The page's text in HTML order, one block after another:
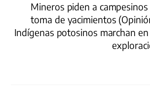
Mineros piden a
toma de yacimientos
Indígenas potosinos marchan